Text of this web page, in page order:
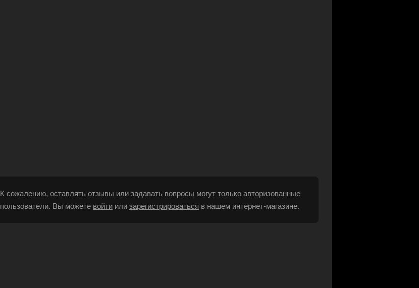
К сожалению, оставлять отзывы или задавать вопросы могут только авторизованные
пользователи. Вы можете войти или зарегистрироваться в нашем интернет-магазине.